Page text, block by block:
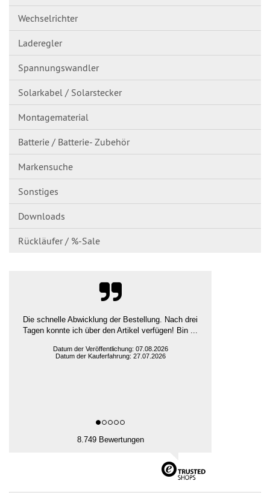
Wechselrichter
Laderegler
Spannungswandl​er
Solarkabel / Solarstecker
Montagematerial
Batterie / Batterie- Zubehör
Markensuche
Sonstiges
Downloads
Rückläufer / %-Sale
Die schnelle Abwicklung der Bestellung. Nach drei
Tagen konnte ich über den Artikel verfügen! Bin ...
Datum der Veröffentlichung: 07.08.2026
Datum der Kauferfahrung: 27.07.2026
8.749 Bewertungen